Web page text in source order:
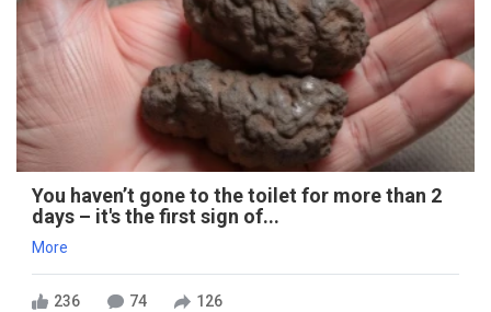
You haven’t gone to the toilet for more than 2
days – it's the first sign of...
More
236 74 126